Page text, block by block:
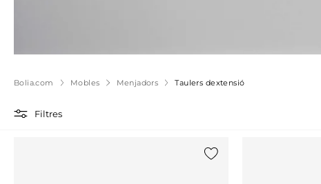
Bolia.com Mobles Menjadors Taulers dextensió
Filtres